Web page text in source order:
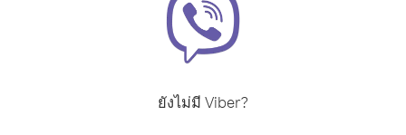
ยังไม่มี Viber?